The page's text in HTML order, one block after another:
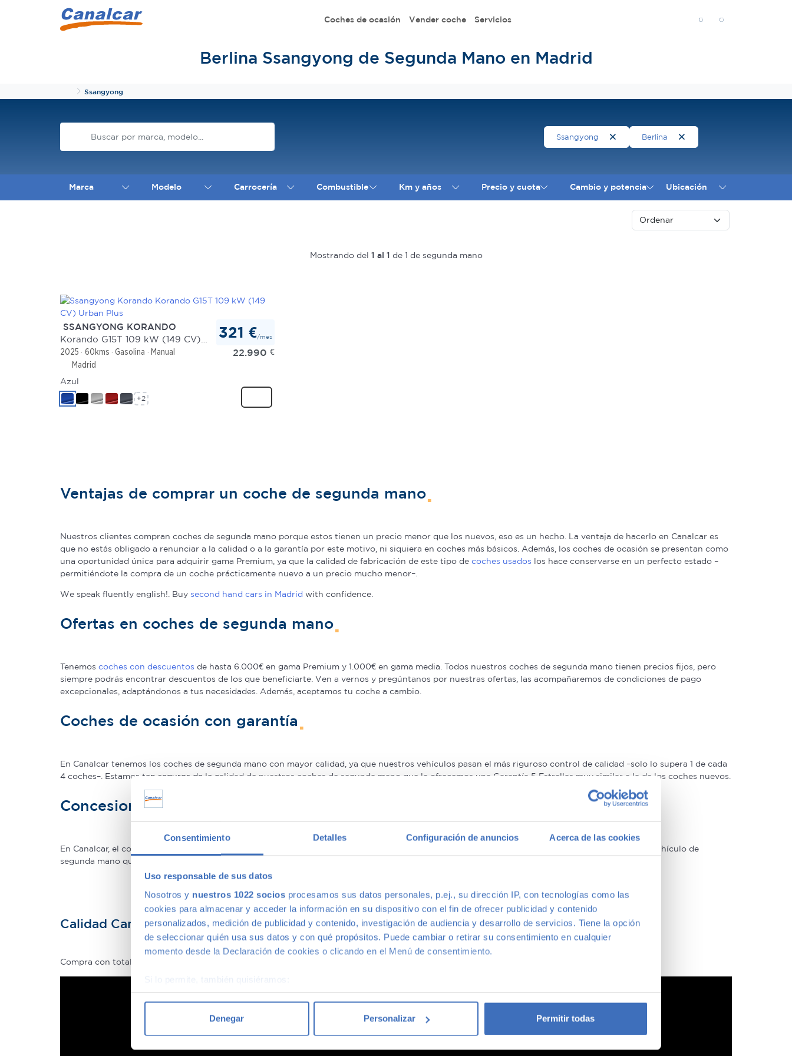
Consentimiento Detalles Configuración de anuncios Acerca de las cookies
Uso responsable de sus datos
Nosotros y nuestros 1022 socios procesamos sus datos personales, p.ej., su dirección IP, con tecnologías como las
cookies para almacenar y acceder la información en su dispositivo con el fin de ofrecer publicidad y contenido
personalizados, medición de publicidad y contenido, investigación de audiencia y desarrollo de servicios. Tiene la opción
de seleccionar quién usa sus datos y con qué propósitos. Puede cambiar o retirar su consentimiento en cualquier
momento desde la Declaración de cookies o clicando en el Menú de consentimiento.
Si lo permite, también quisiéramos:
Recopilar información sobre su ubicación geográfica que puede tener una precisión de varios metros
Obtenga más información sobre cómo se procesan sus datos personales y establezca sus preferencias en la
Denegar Personalizar Permitir todas
Coches de ocasión Vender coche Servicios
Berlina Ssangyong de Segunda Mano en Madrid
InicioSsangyong
Ssangyong Berlina
Marca Modelo Carrocería Combustible Km y años Precio y cuota Cambio y potencia Ubicación
Mostrando del 1 al 1 de 1 de segunda mano
SSANGYONG KORANDO
Korando G15T 109 kW (149 CV) Urban Plus
2025 60kms Gasolina
Manual
Madrid
321 €/mes
22.990 €
Azul
+2
Ventajas de comprar un coche de segunda mano
Nuestros clientes compran coches de segunda mano porque estos tienen un precio menor que los nuevos, eso es un hecho. La ventaja de hacerlo en Canalcar es
que no estás obligado a renunciar a la calidad o a la garantía por este motivo, ni siquiera en coches más básicos. Además, los coches de ocasión se presentan como
una oportunidad única para adquirir gama Premium, ya que la calidad de fabricación de este tipo de coches usados los hace conservarse en un perfecto estado –
permitiéndote la compra de un coche prácticamente nuevo a un precio mucho menor–.
We speak fluently english!. Buy second hand cars in Madrid with confidence.
Ofertas en coches de segunda mano
Tenemos coches con descuentos de hasta 6.000€ en gama Premium y 1.000€ en gama media. Todos nuestros coches de segunda mano tienen precios fijos, pero
siempre podrás encontrar descuentos de los que beneficiarte. Ven a vernos y pregúntanos por nuestras ofertas, las acompañaremos de condiciones de pago
excepcionales, adaptándonos a tus necesidades. Además, aceptamos tu coche a cambio.
Coches de ocasión con garantía
En Canalcar tenemos los coches de segunda mano con mayor calidad, ya que nuestros vehículos pasan el más riguroso control de calidad –solo lo supera 1 de cada
4 coches–. Estamos tan seguros de la calidad de nuestros coches de segunda mano que le ofrecemos una Garantía 5 Estrellas muy similar a la de los coches nuevos.
Concesionario de ocasión multimarca
En Canalcar, el concesionario de coches de ocasión más grande de Madrid, disponemos de una gran variedad de marcas y modelos. Encuentra el vehículo de
segunda mano que mejor se adapte a tus necesidades, con la mejor relación calidad-precio. O si lo prefieres, ven a vernos y te aconsejamos.
Calidad Canalcar
Compra con total tranquilidad, sólo 1 de cada 4 coches acaba siendo un coche Canalcar.